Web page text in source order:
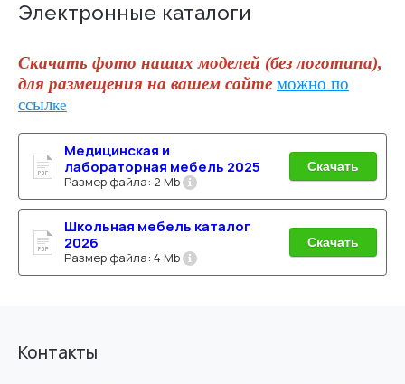
Электронные каталоги
Скачать фото наших моделей (без логотипа),
для размещения на вашем сайте можно по
ссылке
Медицинская и
лабораторная мебель 2025
Размер файла: 2 Mb
Скачать
Школьная мебель каталог
2026
Размер файла: 4 Mb
Скачать
Контакты